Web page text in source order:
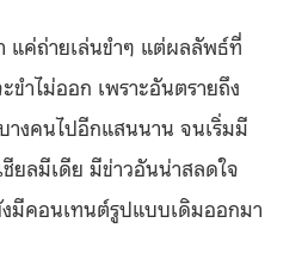
แค่ถ่ายเล่นขำๆ แต่ผลลัพธ์ที่
ขำไม่ออก เพราะอันตรายถึง
างคนไปอีกแสนนาน จนเริ่มมี
ยลมีเดีย มีข่าวอันน่าสลดใจ
มีคอนเทนต์รูปแบบเดิมออกมา